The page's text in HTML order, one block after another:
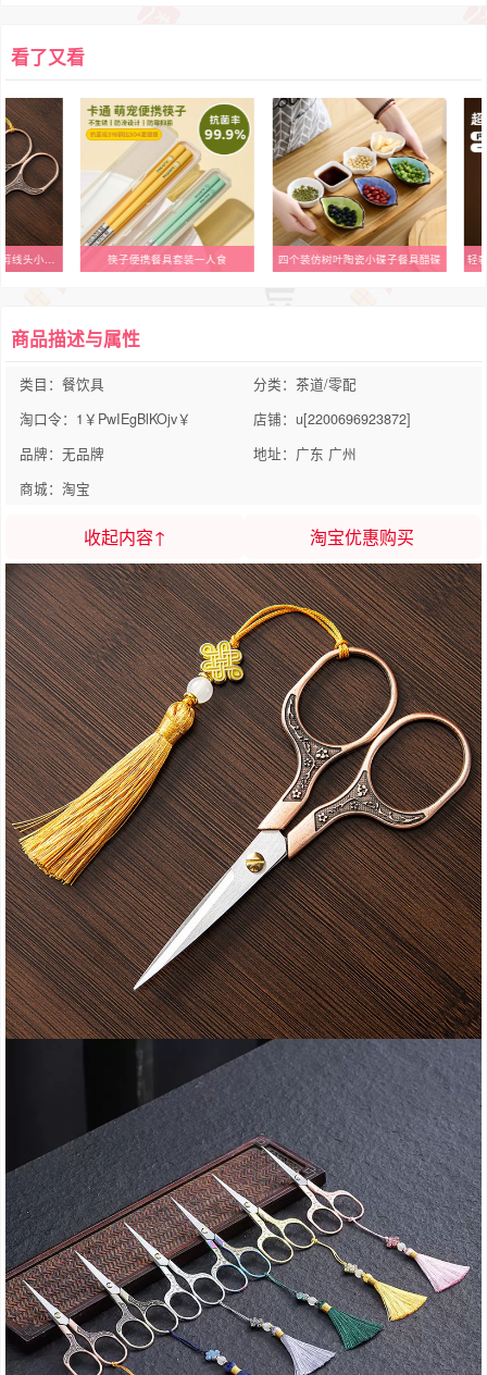
看了又看
中式复古茶剪茶道配件剪线头小剪刀茶艺工具禅意国潮剪茶叶袋剪刀 筷子便携餐具套装一人食 四个装仿树叶陶瓷小碟子餐具醋碟
商品描述与属性
类目：餐饮具
分类：茶道/零配
淘口令：1￥PwIEgBlKOjv￥
店铺：u[2200696923872]
品牌：无品牌
地址：广东 广州
商城：淘宝
收起内容↑ 淘宝优惠购买